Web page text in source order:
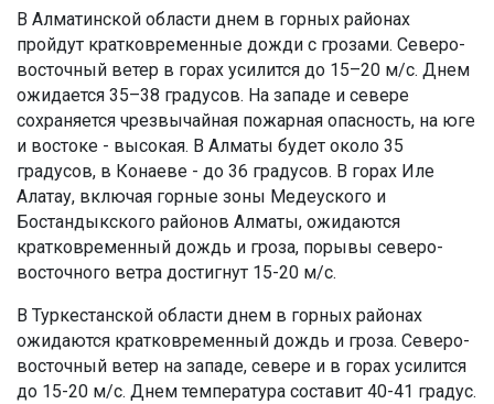
В Алматинской области днем в горных районах
пройдут кратковременные дожди с грозами. Северо-
восточный ветер в горах усилится до 15–20 м/с. Днем
ожидается 35–38 градусов. На западе и севере
сохраняется чрезвычайная пожарная опасность, на юге
и востоке - высокая. В Алматы будет около 35
градусов, в Конаеве - до 36 градусов. В горах Иле
Алатау, включая горные зоны Медеуского и
Бостандыкского районов Алматы, ожидаются
кратковременный дождь и гроза, порывы северо-
восточного ветра достигнут 15-20 м/с.
В Туркестанской области днем в горных районах
ожидаются кратковременный дождь и гроза. Северо-
восточный ветер на западе, севере и в горах усилится
до 15-20 м/с. Днем температура составит 40-41 градус.